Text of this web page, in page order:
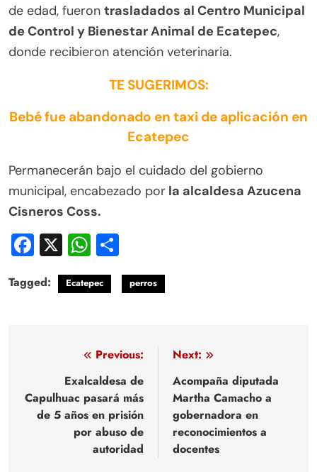
de edad, fueron trasladados al Centro Municipal
de Control y Bienestar Animal de Ecatepec,
donde recibieron atención veterinaria.
TE SUGERIMOS:
Bebé fue abandonado en taxi de aplicación en
Ecatepec
Permanecerán bajo el cuidado del gobierno
municipal, encabezado por la alcaldesa Azucena
Cisneros Coss.
Facebook
X WhatsApp
Tagged: Ecatepec perros
Navegación
entradas
Previous:
Exalcaldesa de
Capulhuac pasará más
de 5 años en prisión
por abuso de
autoridad
Next:
Acompaña diputada
Martha Camacho a
gobernadora en
reconocimientos a
docentes